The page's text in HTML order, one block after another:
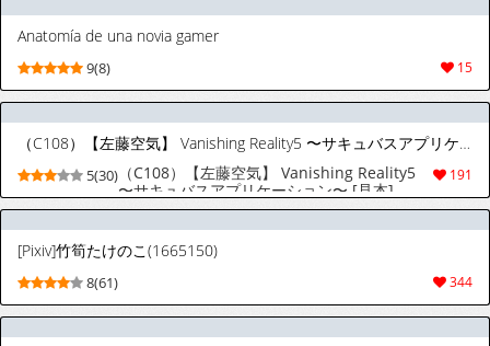
Anatomía de una novia gamer
15
9(8)
（C108）【左藤空気】 Vanishing Reality5 〜サキュバスアプリケーション〜 [見本]
191
5(30) （C108）【左藤空気】 Vanishing Reality5
〜サキュバスアプリケーション〜 [見本]
[Pixiv]竹筍たけのこ(1665150)
344
8(61)